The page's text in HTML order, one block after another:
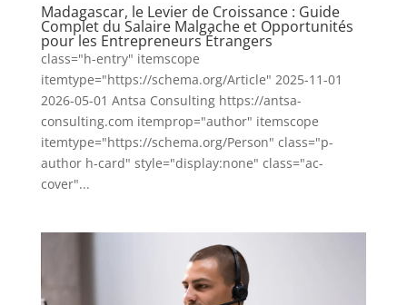
Madagascar, le Levier de Croissance : Guide
Complet du Salaire Malgache et Opportunités
pour les Entrepreneurs Étrangers
class="h-entry" itemscope
itemtype="https://schema.org/Article" 2025-11-01
2026-05-01 Antsa Consulting https://antsa-
consulting.com itemprop="author" itemscope
itemtype="https://schema.org/Person" class="p-
author h-card" style="display:none" class="ac-
cover"...